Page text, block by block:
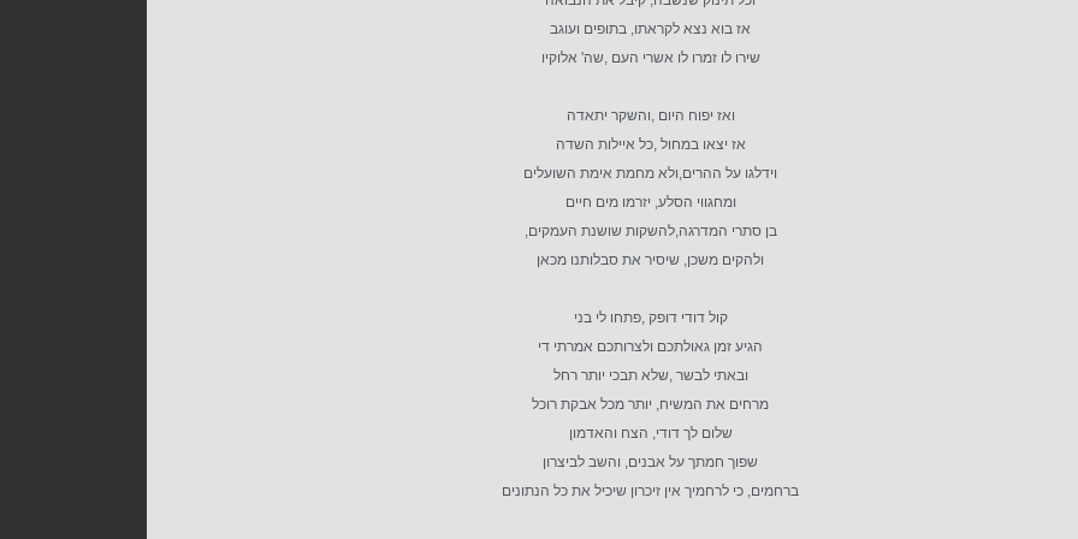
אז בוא נצא לקראתו, בתופים ועוגב
שירו לו זמרו לו אשרי העם ,שה' אלוקיו
ואז יפוח היום ,והשקר יתאדה
אז יצאו במחול ,כל איילות השדה
וידלגו על ההרים,ולא מחמת אימת השועלים
ומחגווי הסלע, יזרמו מים חיים
בן סתרי המדרגה,להשקות שושנת העמקים,
ולהקים משכן, שיסיר את סבלותנו מכאן
קול דודי דופק ,פתחו לי בני
הגיע זמן גאולתכם ולצרותכם אמרתי די
ובאתי לבשר ,שלא תבכי יותר רחל
מרחים את המשיח, יותר מכל אבקת רוכל
שלום לך דודי, הצח והאדמון
שפוך חמתך על אבנים, והשב לביצרון
ברחמים, כי לרחמיך אין זיכרון שיכיל את כל הנתונים